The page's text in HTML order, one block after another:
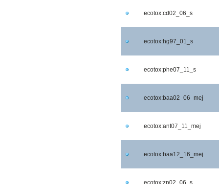
ecotox:cd02_06_s
ecotox:hg97_01_s
ecotox:phe07_11_s
ecotox:baa02_06_mej
ecotox:ant07_11_mej
ecotox:baa12_16_mej
ecotox:zn02_06_s